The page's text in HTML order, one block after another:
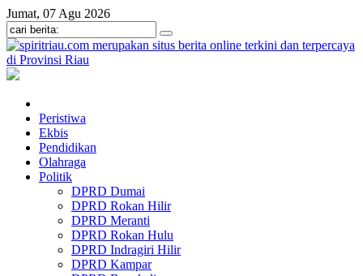
Jumat, 07 Agu 2026
Peristiwa
Ekbis
Pendidikan
Olahraga
Politik
DPRD Dumai
DPRD Rokan Hilir
DPRD Meranti
DPRD Rokan Hulu
DPRD Indragiri Hilir
DPRD Kampar